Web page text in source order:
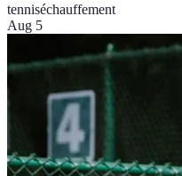
tenniséchauffement
Aug 5